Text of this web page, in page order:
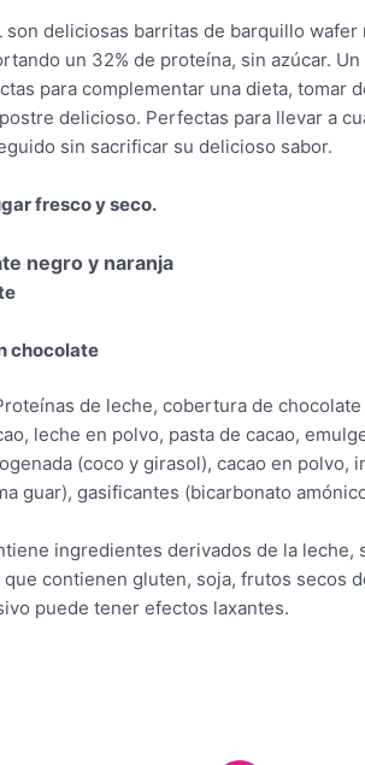
son deliciosas barritas de barquillo
un 32% de proteína, sin azúcar.
para complementar una dieta, tomar
delicioso. Perfectas para llevar a
sin sacrificar su delicioso sabor.
fresco y seco.
negro y naranja
chocolate
de leche, cobertura de
leche en polvo, pasta de cacao,
(coco y girasol), cacao en polvo,
guar), gasificantes (bicarbonato
ingredientes derivados de la leche,
contienen gluten, soja, frutos secos
puede tener efectos laxantes.